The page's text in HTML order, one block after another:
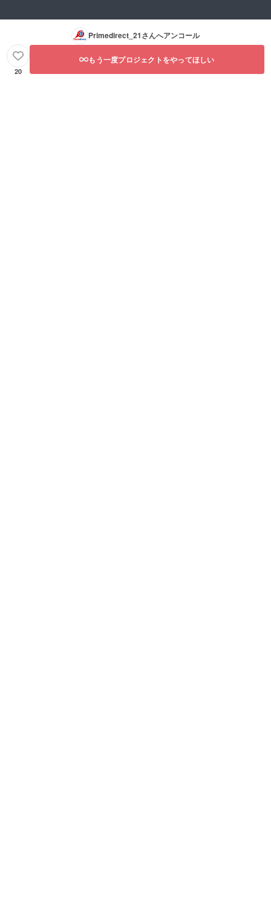
Primedirect_21さんへアンコール
20
もう一度プロジェクトをやってほしい